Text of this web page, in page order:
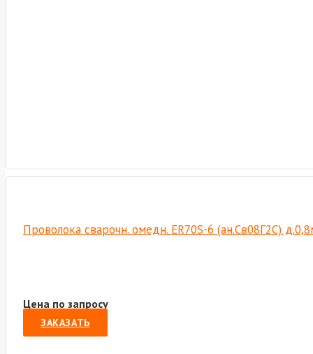
Проволока сварочн. омедн. ER70S-6 (ан.Св08Г2С)
Цена по запросу
ЗАКАЗАТЬ